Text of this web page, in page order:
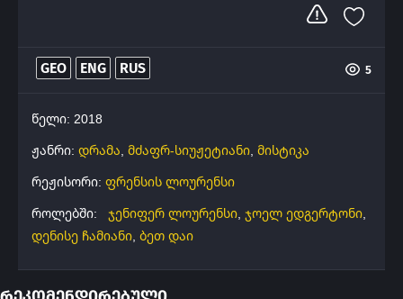
GEO ENG RUS 5
წელი: 2018
ჟანრი: დრამა, მძაფრ-სიუჟეტიანი, მისტიკა
რეჟისორი: ფრენსის ლოურენსი
როლებში:
ჯენიფერ ლოურენსი, ჯოელ ედგერტონი,
დენისე ჩამიანი, ბეთ დაი